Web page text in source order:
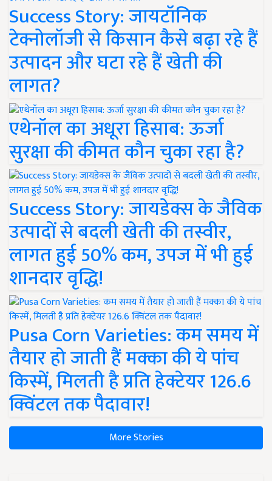
Success Story: जायटॉनिक
टेक्नोलॉजी से किसान कैसे बढ़ा रहे हैं
उत्पादन और घटा रहे हैं खेती की
लागत?
एथेनॉल का अधूरा हिसाब: ऊर्जा
सुरक्षा की कीमत कौन चुका रहा है?
Success Story: जायडेक्स के जैविक
उत्पादों से बदली खेती की तस्वीर,
लागत हुई 50% कम, उपज में भी हुई
शानदार वृद्धि!
Pusa Corn Varieties: कम समय में
तैयार हो जाती हैं मक्का की ये पांच
किस्में, मिलती है प्रति हेक्टेयर 126.6
क्विंटल तक पैदावार!
More Stories